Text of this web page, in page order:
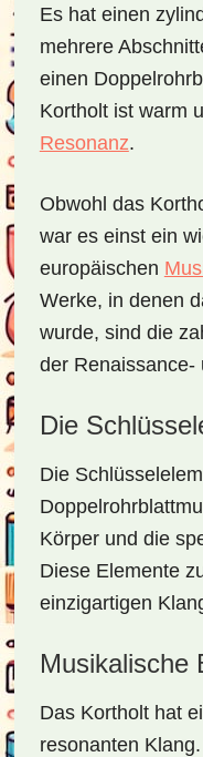
Es hat einen
mehrere
einen
Kortholt ist warm
Resonanz.
Obwohl das
war es einst ein
europäischen
Werke, in denen
wurde, sind die
der Renaissance-
Die
Die
Körper und die
Diese Elemente
einzigartigen
Musikalische
Das Kortholt hat
resonanten